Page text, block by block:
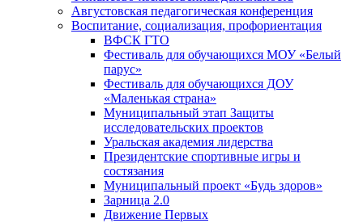
Августовская педагогическая конференция
Воспитание, социализация, профориентация
ВФСК ГТО
Фестиваль для обучающихся МОУ «Белый
парус»
Фестиваль для обучающихся ДОУ
«Маленькая страна»
Муниципальный этап Защиты
исследовательских проектов
Уральская академия лидерства
Президентские спортивные игры и
состязания
Муниципальный проект «Будь здоров»
Зарница 2.0
Движение Первых